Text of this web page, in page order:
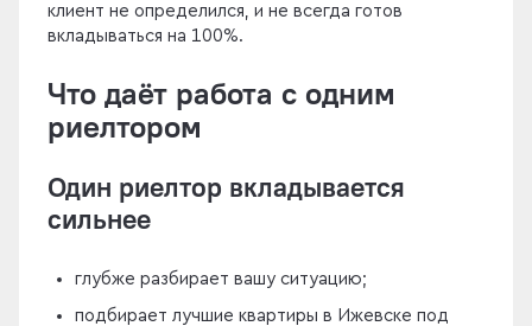
клиент не определился, и не всегда готов
вкладываться на 100%.
Что даёт работа с одним
риелтором
Один риелтор вкладывается
сильнее
глубже разбирает вашу ситуацию;
подбирает лучшие квартиры в Ижевске под